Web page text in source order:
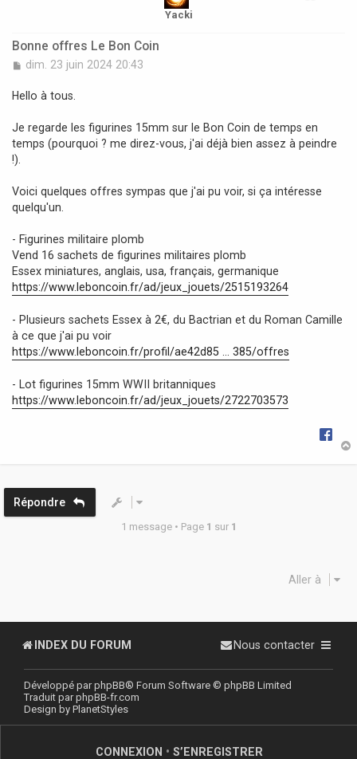
Yacki
Bonne offres Le Bon Coin
M
s
g
e
dim. 23 juin 2024 20:43
Hello à tous.
Je regarde les figurines 15mm sur le Bon Coin de temps en
temps (pourquoi ? me direz-vous, j'ai déjà bien assez à peindre
!).
Voici quelques offres sympas que j'ai pu voir, si ça intéresse
quelqu'un.
- Figurines militaire plomb
Vend 16 sachets de figurines militaires plomb
Essex miniatures, anglais, usa, français, germanique
https://www.leboncoin.fr/ad/jeux_jouets/2515193264
- Plusieurs sachets Essex à 2€, du Bactrian et du Roman Camille
à ce que j'ai pu voir
https://www.leboncoin.fr/profil/ae42d85 ... 385/offres
- Lot figurines 15mm WWII britanniques
https://www.leboncoin.fr/ad/jeux_jouets/2722703573
Répondre
1 message • Page 1 sur 1
Aller à
INDEX DU FORUM Nous contacter
Développé parphpBB® Forum Software © phpBB Limited
Traduit parphpBB-fr.com
Design by PlanetStyles
CONNEXION • S’ENREGISTRER